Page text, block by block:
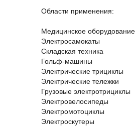
Области применения:
Медицинское оборудование
Электросамокаты
Складская техника
Гольф-машины
Электрические трициклы
Электрические тележки
Грузовые электротрициклы
Электровелосипеды
Электромотоциклы
Электроскутеры